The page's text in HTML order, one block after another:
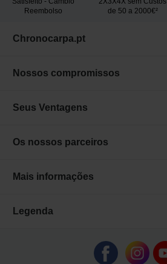
Reembolso
de 50 a 2000€²
Chronocarpa.pt
Nossos compromissos
Seus Ventagens
Os nossos parceiros
Mais informações
Legenda